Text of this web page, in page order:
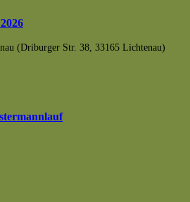
(Driburger Str. 38, 33165 Lichtenau)